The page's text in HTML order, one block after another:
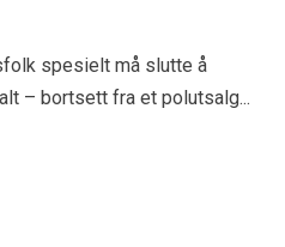
spesielt må slutte å
– bortsett fra et polutsalg...